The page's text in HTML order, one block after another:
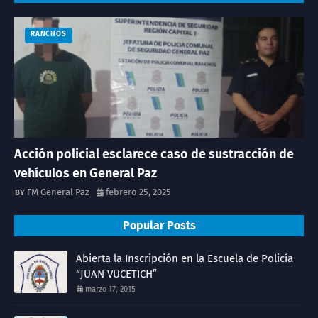
RANCHOS
Acción policial esclarece caso de sustracción de
vehículos en General Paz
FM General Paz febrero 25, 2025
Popular Posts
Abierta la Inscripción en la Escuela de Policía
“JUAN VUCETICH”
marzo 17, 2015